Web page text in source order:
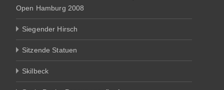
Open Hamburg 2008
Siegender Hirsch
Sitzende Statuen
Skilbeck